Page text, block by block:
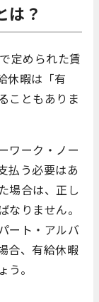
は？
定められた賃
休暇は「有
こともありま
ワーク・ノー
払う必要はあ
場合は、正し
りません。
ート・アルバ
合、有給休暇
。